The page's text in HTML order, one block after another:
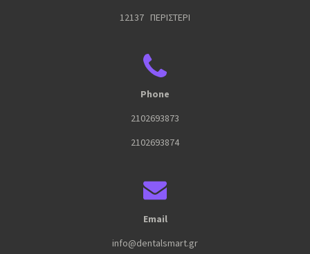
12137 ΠΕΡΙΣΤΕΡΙ
Phone
2102693873
2102693874
Email
info@dentalsmart.gr